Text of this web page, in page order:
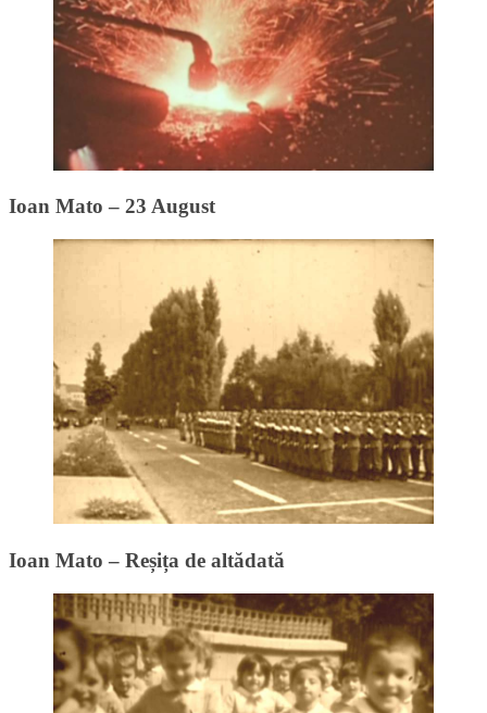
Ioan Mato – 23 August
Ioan Mato – Reșița de altădată